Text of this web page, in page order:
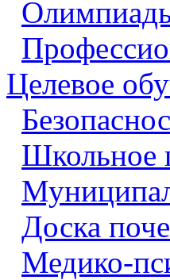
Целевое
Школьное
Доска
Медико-